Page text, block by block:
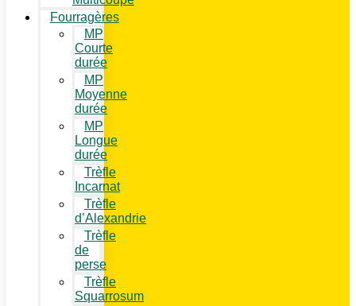
Fourragères
MP
Courte
durée
MP
Moyenne
durée
MP
Longue
durée
Trèfle
Incarnat
Trèfle
d’Alexandrie
Trèfle
de
perse
Trèfle
Squarrosum